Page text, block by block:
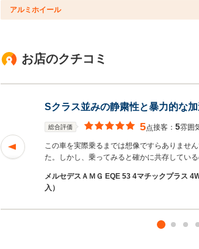
アルミホイール
お店のクチコミ
Sクラス並みの静粛性と暴力的な
総合評価 5点接客： 5雰囲
この車を実際乗るまでは想像ですらありませ
た。しかし、乗ってみると確かに共存してい
メルセデスＡＭＧ EQE 53 4マチックプラス
入）